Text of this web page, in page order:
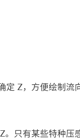
Z，方便绘制流
只有某些特种压